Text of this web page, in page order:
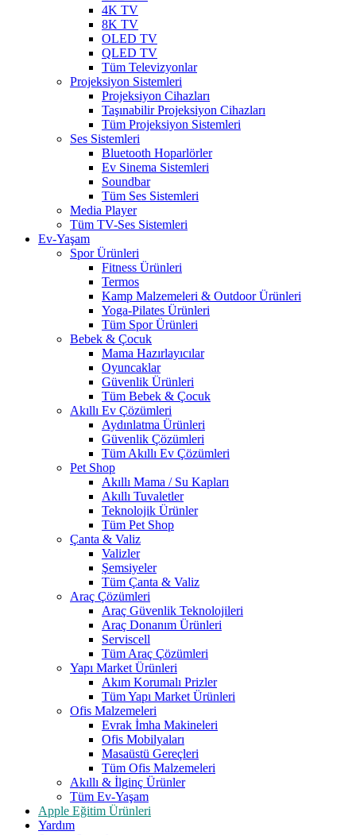
4K TV
8K TV
OLED TV
QLED TV
Tüm Televizyonlar
Projeksiyon Sistemleri
Projeksiyon Cihazları
Taşınabilir Projeksiyon Cihazları
Tüm Projeksiyon Sistemleri
Ses Sistemleri
Bluetooth Hoparlörler
Ev Sinema Sistemleri
Soundbar
Tüm Ses Sistemleri
Media Player
Tüm TV-Ses Sistemleri
Ev-Yaşam
Spor Ürünleri
Fitness Ürünleri
Termos
Kamp Malzemeleri & Outdoor Ürünleri
Yoga-Pilates Ürünleri
Tüm Spor Ürünleri
Bebek & Çocuk
Mama Hazırlayıcılar
Oyuncaklar
Güvenlik Ürünleri
Tüm Bebek & Çocuk
Akıllı Ev Çözümleri
Aydınlatma Ürünleri
Güvenlik Çözümleri
Tüm Akıllı Ev Çözümleri
Pet Shop
Akıllı Mama / Su Kapları
Akıllı Tuvaletler
Teknolojik Ürünler
Tüm Pet Shop
Çanta & Valiz
Valizler
Şemsiyeler
Tüm Çanta & Valiz
Araç Çözümleri
Araç Güvenlik Teknolojileri
Araç Donanım Ürünleri
Serviscell
Tüm Araç Çözümleri
Yapı Market Ürünleri
Akım Korumalı Prizler
Tüm Yapı Market Ürünleri
Ofis Malzemeleri
Evrak İmha Makineleri
Ofis Mobilyaları
Masaüstü Gereçleri
Tüm Ofis Malzemeleri
Akıllı & İlginç Ürünler
Tüm Ev-Yaşam
Apple Eğitim Ürünleri
Yardım